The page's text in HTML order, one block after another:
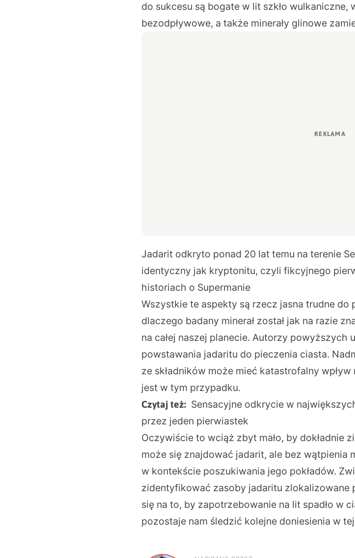
do sukcesu są bogate w lit szkło wulkaniczne,
bezodpływowe, a także minerały glinowe
Jadarit odkryto ponad 20 lat temu na terenie
identyczny jak kryptonitu, czyli fikcyjnego
historiach o Supermanie
Wszystkie te aspekty są rzecz jasna trudne
dlaczego badany minerał został jak na razie
na całej naszej planecie. Autorzy powyższych
powstawania jadaritu do pieczenia ciasta.
ze składników może mieć katastrofalny
jest w tym przypadku.
Czytaj też: Sensacyjne odkrycie w
przez jeden pierwiastek
Oczywiście to wciąż zbyt mało, by dokładnie
może się znajdować jadarit, ale bez wątpienia
w kontekście poszukiwania jego pokładów.
zidentyfikować zasoby jadaritu zlokalizowane
się na to, by zapotrzebowanie na lit spadło w
pozostaje nam śledzić kolejne doniesienia w